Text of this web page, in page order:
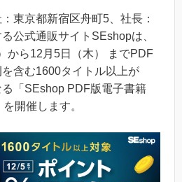
東京都新宿区⾈町5、社⻑：
公式通販サイトSEshopは、
から12月5日（木） までPDF
含む1600タイトル以上が
「SEshop PDF版電子書籍
開催します。